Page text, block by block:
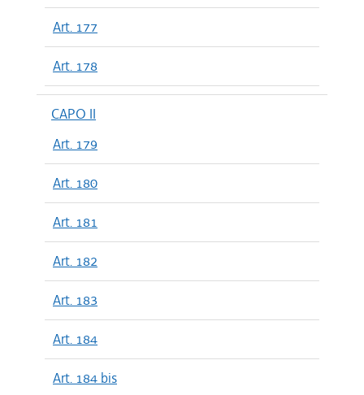
Art. 177
Art. 178
CAPO II
Art. 179
Art. 180
Art. 181
Art. 182
Art. 183
Art. 184
Art. 184 bis